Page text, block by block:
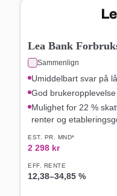
Lea Bank
Sammenlign
Umiddelbart svar på
God brukeropplevelse
Mulighet for 22 %
renter og
EST. PR. MND*
2 298 kr
EFF. RENTE
12,38–34,85 %